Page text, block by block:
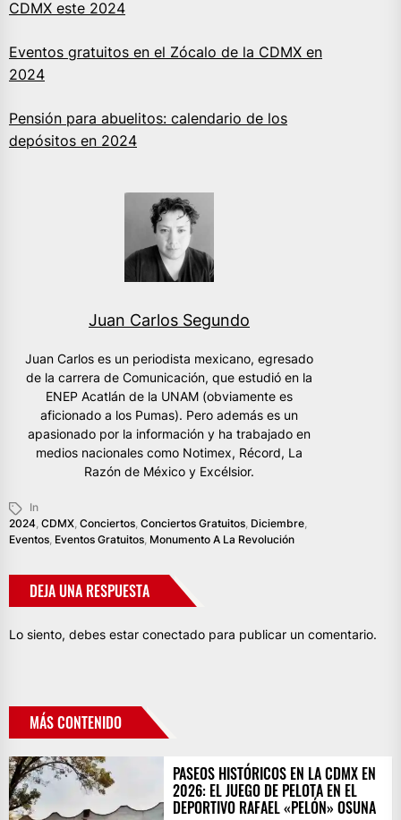
CDMX este 2024
Eventos gratuitos en el Zócalo de la CDMX en
2024
Pensión para abuelitos: calendario de los
depósitos en 2024
Juan Carlos Segundo
Juan Carlos es un periodista mexicano, egresado
de la carrera de Comunicación, que estudió en la
ENEP Acatlán de la UNAM (obviamente es
aficionado a los Pumas). Pero además es un
apasionado por la información y ha trabajado en
medios nacionales como Notimex, Récord, La
Razón de México y Excélsior.
In
2024, CDMX, Conciertos, Conciertos Gratuitos, Diciembre,
Eventos, Eventos Gratuitos, Monumento A La Revolución
DEJA UNA RESPUESTA
Lo siento, debes estar conectado para publicar un comentario.
MÁS CONTENIDO
PASEOS HISTÓRICOS EN LA CDMX EN
2026: EL JUEGO DE PELOTA EN EL
DEPORTIVO RAFAEL «PELÓN» OSUNA